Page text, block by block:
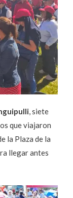
, siete
que viajaron
la Plaza de la
llegar antes